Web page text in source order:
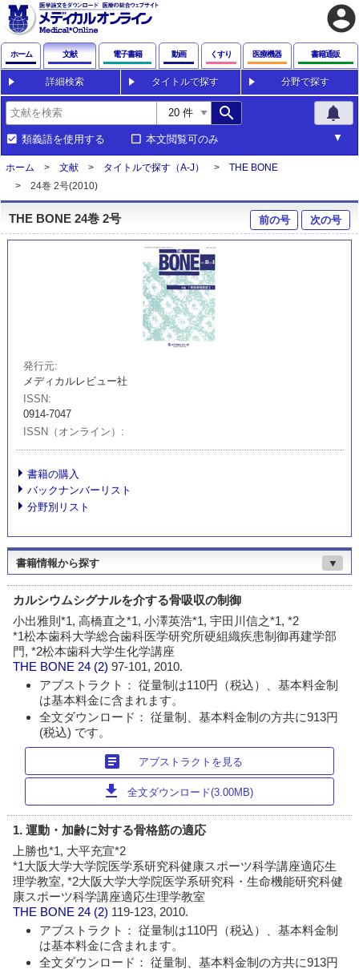
account_circle
ホーム 文献 電子書籍 動画 くすり 医療機器 書籍通販
詳細検索 タイトルで探す 分野で探す
search notifications
類義語を使用する 本文閲覧可のみ
ホーム 文献 タイトルで探す（A-J）
THE BONE
24巻 2号(2010)
THE BONE 24巻 2号 前の号 次の号
発行元
メディカルレビュー社
ISSN
0914-7047
ISSN（オンライン）
書籍の購入
バックナンバーリスト
分野別リスト
書籍情報から探す ▼
カルシウムシグナルを介する骨吸収の制御
小出雅則*1, 高橋直之*1, 小澤英浩*1, 宇田川信之*1, *2
*1松本歯科大学総合歯科医学研究所硬組織疾患制御再建学部
門, *2松本歯科大学生化学講座
THE BONE 24 (2)97-101, 2010.
アブストラクト： 従量制は110円（税込）、基本料金制
は基本料金に含まれます。
全文ダウンロード： 従量制、基本料金制の方共に913円
(税込) です。
article アブストラクトを見る
download 全文ダウンロード(3.00MB)
1. 運動・加齢に対する骨格筋の適応
上勝也*1, 大平充宣*2
*1大阪大学大学院医学系研究科健康スポーツ科学講座適応生
理学教室, *2大阪大学大学院医学系研究科・生命機能研究科健
康スポーツ科学講座適応生理学教室
THE BONE 24 (2) 119-123, 2010.
アブストラクト： 従量制は110円（税込）、基本料金制
は基本料金に含まれます。
全文ダウンロード： 従量制、基本料金制の方共に913円